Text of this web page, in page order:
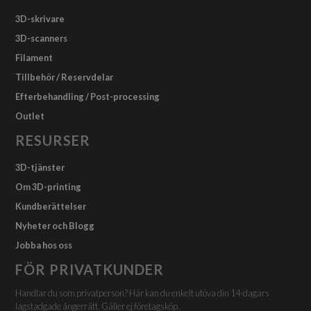
3D-skrivare
3D-scanners
Filament
Tillbehör / Reservdelar
Efterbehandling / Post-processing
Outlet
RESURSER
3D-tjänster
Om 3D-printing
Kundberättelser
Nyheter och Blogg
Jobba hos oss
FÖR PRIVATKUNDER
Handlar du som privatperson? Här kan du enkelt utöva din 14-dagars
lagstadgade ångerrätt. Gäller ej företagsköp.